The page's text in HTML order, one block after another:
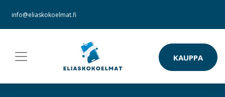
info@eliaskokoelmat.fi
KAUPPA